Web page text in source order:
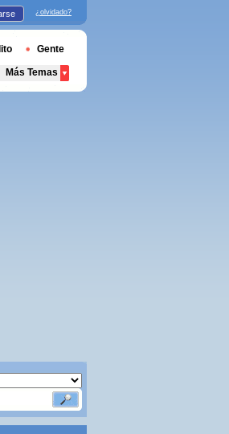
¿olvidado?
Gente
Más Temas